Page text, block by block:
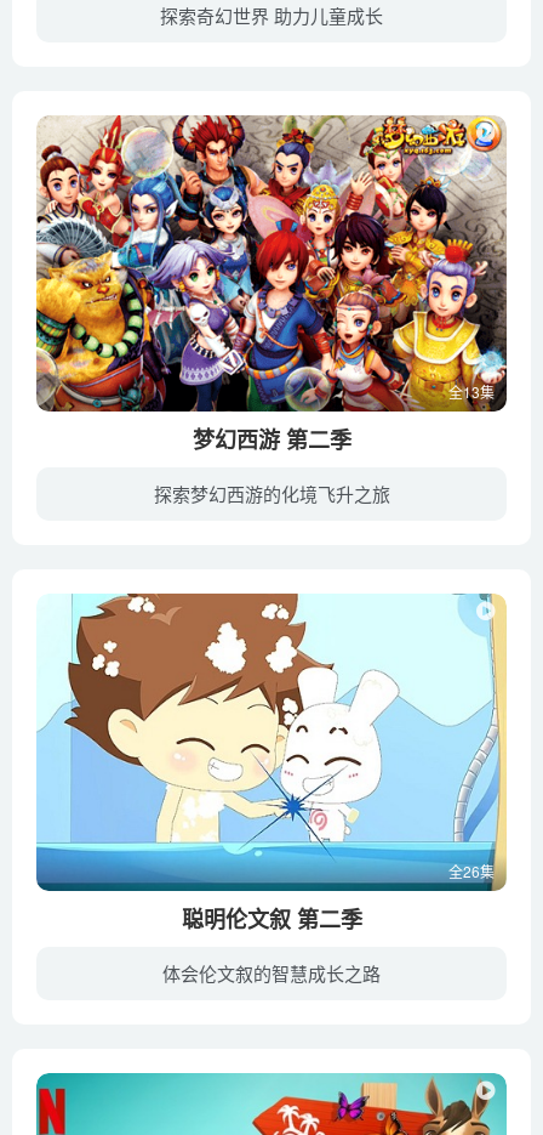
探索奇幻世界 助力儿童成长
全13集
梦幻西游 第二季
探索梦幻西游的化境飞升之旅
全26集
聪明伦文叙 第二季
体会伦文叙的智慧成长之路